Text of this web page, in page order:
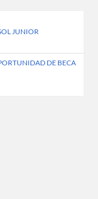
JUNIOR
DE BECA